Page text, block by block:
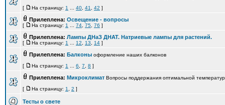
[
На страницу: 1 40 41 42 ]
Прилеплена: Освещение - вопросы
[ На страницу: 1 74 75 76 ]
Прилеплена: Лампы ДНаЗ ДНАТ. Натриевые лампы для растений.
[ На страницу: 1 12 13 14 ]
Прилеплена: Балконы оформление наших балконов
[
На страницу: 1 6 7 8 ]
Прилеплена: Микроклимат Вопросы поддержания оптимальной
[
На страницу: 1 2 ]
Тесты о свете